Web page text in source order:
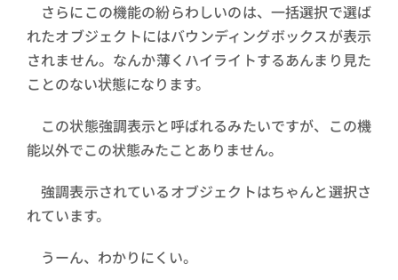
さらにこの機能の紛らわしいのは、一括選択で選ば
れたオブジェクトにはバウンディングボックスが表示
されません。なんか薄くハイライトするあんまり見た
ことのない状態になります。
この状態強調表示と呼ばれるみたいですが、この機
能以外でこの状態みたことありません。
強調表示されているオブジェクトはちゃんと選択さ
れています。
うーん、わかりにくい。